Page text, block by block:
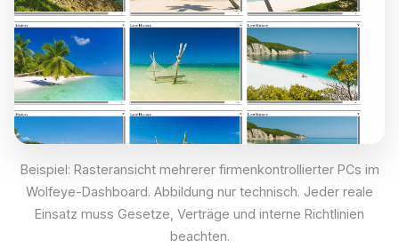
Beispiel: Rasteransicht mehrerer firmenkontrollierter PCs im
Wolfeye-Dashboard. Abbildung nur technisch. Jeder reale
Einsatz muss Gesetze, Verträge und interne Richtlinien
beachten.